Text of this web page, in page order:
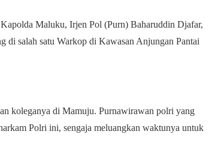
Maluku, Irjen Pol (Purn) Baharuddin Djafar,
di salah satu Warkop di Kawasan Anjungan Pantai
koleganya di Mamuju. Purnawirawan polri yang
Polri ini, sengaja meluangkan waktunya untuk